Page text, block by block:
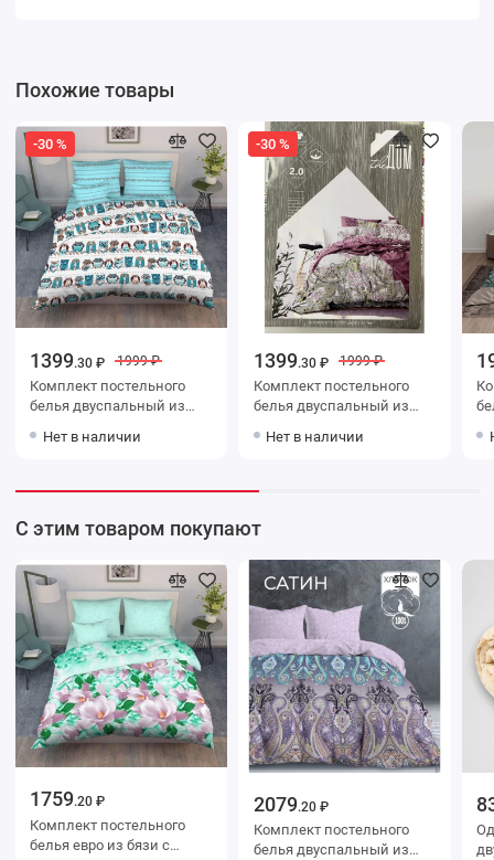
Похожие товары
-30 %
1399.30 ₽ 1999 ₽
Комплект постельного
белья двуспальный из
2 шт Птицы Василиса
Нет в наличии
-30 %
1399.30 ₽ 1999 ₽
Комплект постельного
белья двуспальный из
2 шт Рисунок The Дом
Нет в наличии
белья
С этим товаром покупают
1759.20 ₽
Комплект постельного
белья евро из бязи с
2079.20 ₽
Комплект постельного
белья двуспальный из